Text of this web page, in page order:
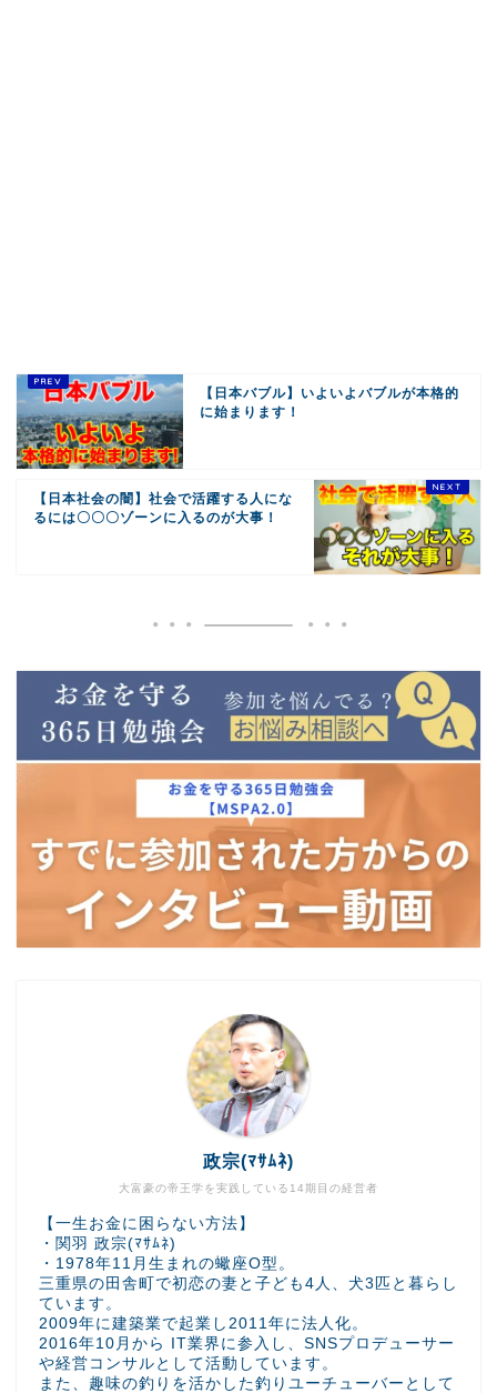
【日本バブル】いよいよバブルが本格的
に始まります！
【日本社会の闇】社会で活躍する人にな
るには〇〇〇ゾーンに入るのが大事！
大富豪の帝王学を実践している14期目の経営者
政宗(ﾏｻﾑﾈ)
【一生お金に困らない方法】
・関羽 政宗(ﾏｻﾑﾈ)
・1978年11月生まれの蠍座O型。
三重県の田舎町で初恋の妻と子ども4人、犬3匹と暮らし
ています。
2009年に建築業で起業し2011年に法人化。
2016年10月から IT業界に参入し、SNSプロデューサー
や経営コンサルとして活動しています。
また、趣味の釣りを活かした釣りユーチューバーとして